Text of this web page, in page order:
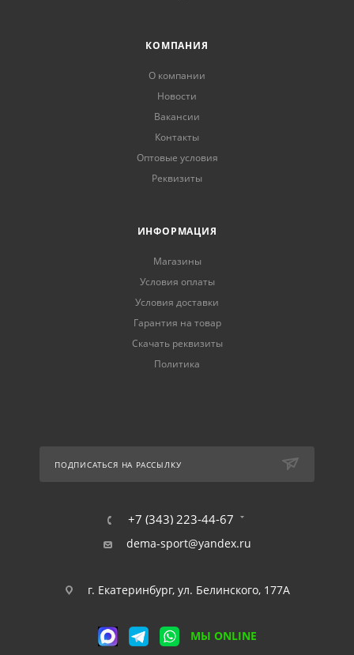
КОМПАНИЯ
О компании
Новости
Вакансии
Контакты
Оптовые условия
Реквизиты
ИНФОРМАЦИЯ
Магазины
Условия оплаты
Условия доставки
Гарантия на товар
Скачать реквизиты
Политика
ПОДПИСАТЬСЯ НА РАССЫЛКУ
+7 (343) 223-44-67
dema-sport@yandex.ru
г. Екатеринбург, ул. Белинского, 177А
МЫ ONLINE